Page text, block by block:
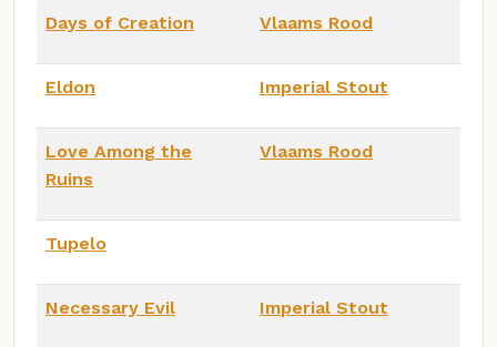
Days of Creation Vlaams Rood
Eldon Imperial Stout
Love Among the
Ruins
Vlaams Rood
Tupelo
Necessary Evil Imperial Stout